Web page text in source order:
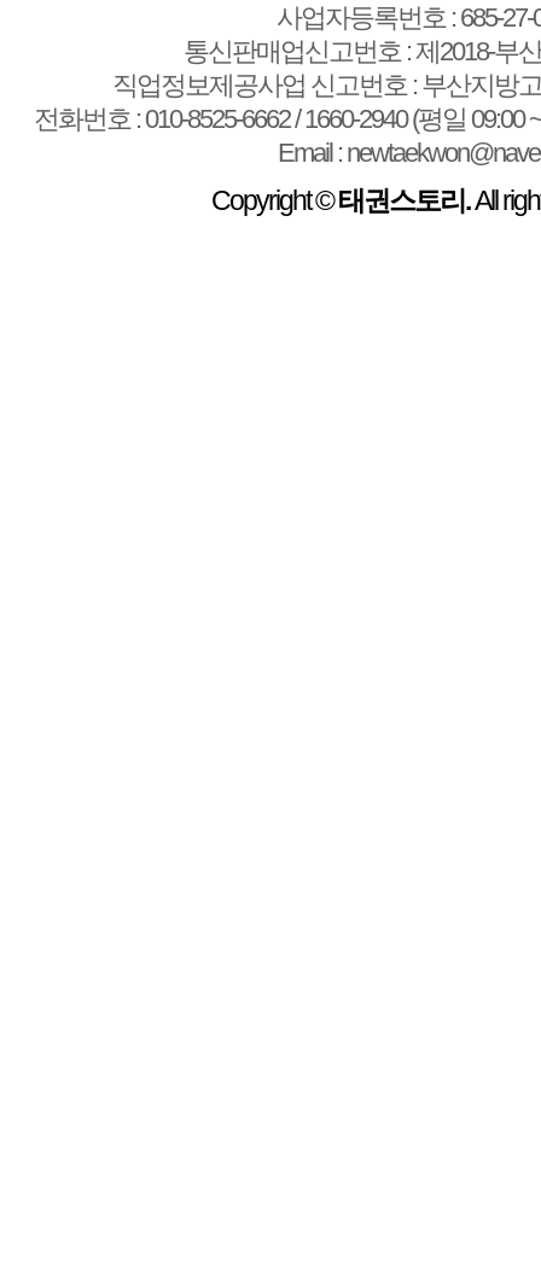
사업자등록번호 : 685-27-
통신판매업신고번호 : 제2018-부
직업정보제공사업 신고번호 : 부산지방
전화번호 : 010-8525-6662 / 1660-2940 (평일 09:00
Email :
Copyright ©태권스토리.All